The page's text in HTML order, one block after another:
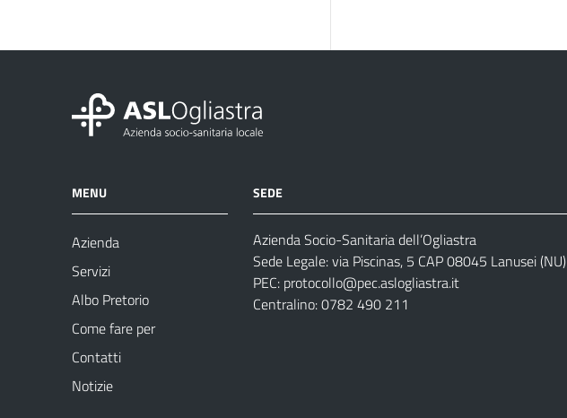
MENU
Azienda
Servizi
Albo Pretorio
Come fare per
Contatti
Notizie
SEDE
Azienda Socio-Sanitaria dell’Ogliastra
Sede Legale: via Piscinas, 5 CAP 08045 Lanusei (NU)
PEC: protocollo@pec.aslogliastra.it
Centralino: 0782 490 211